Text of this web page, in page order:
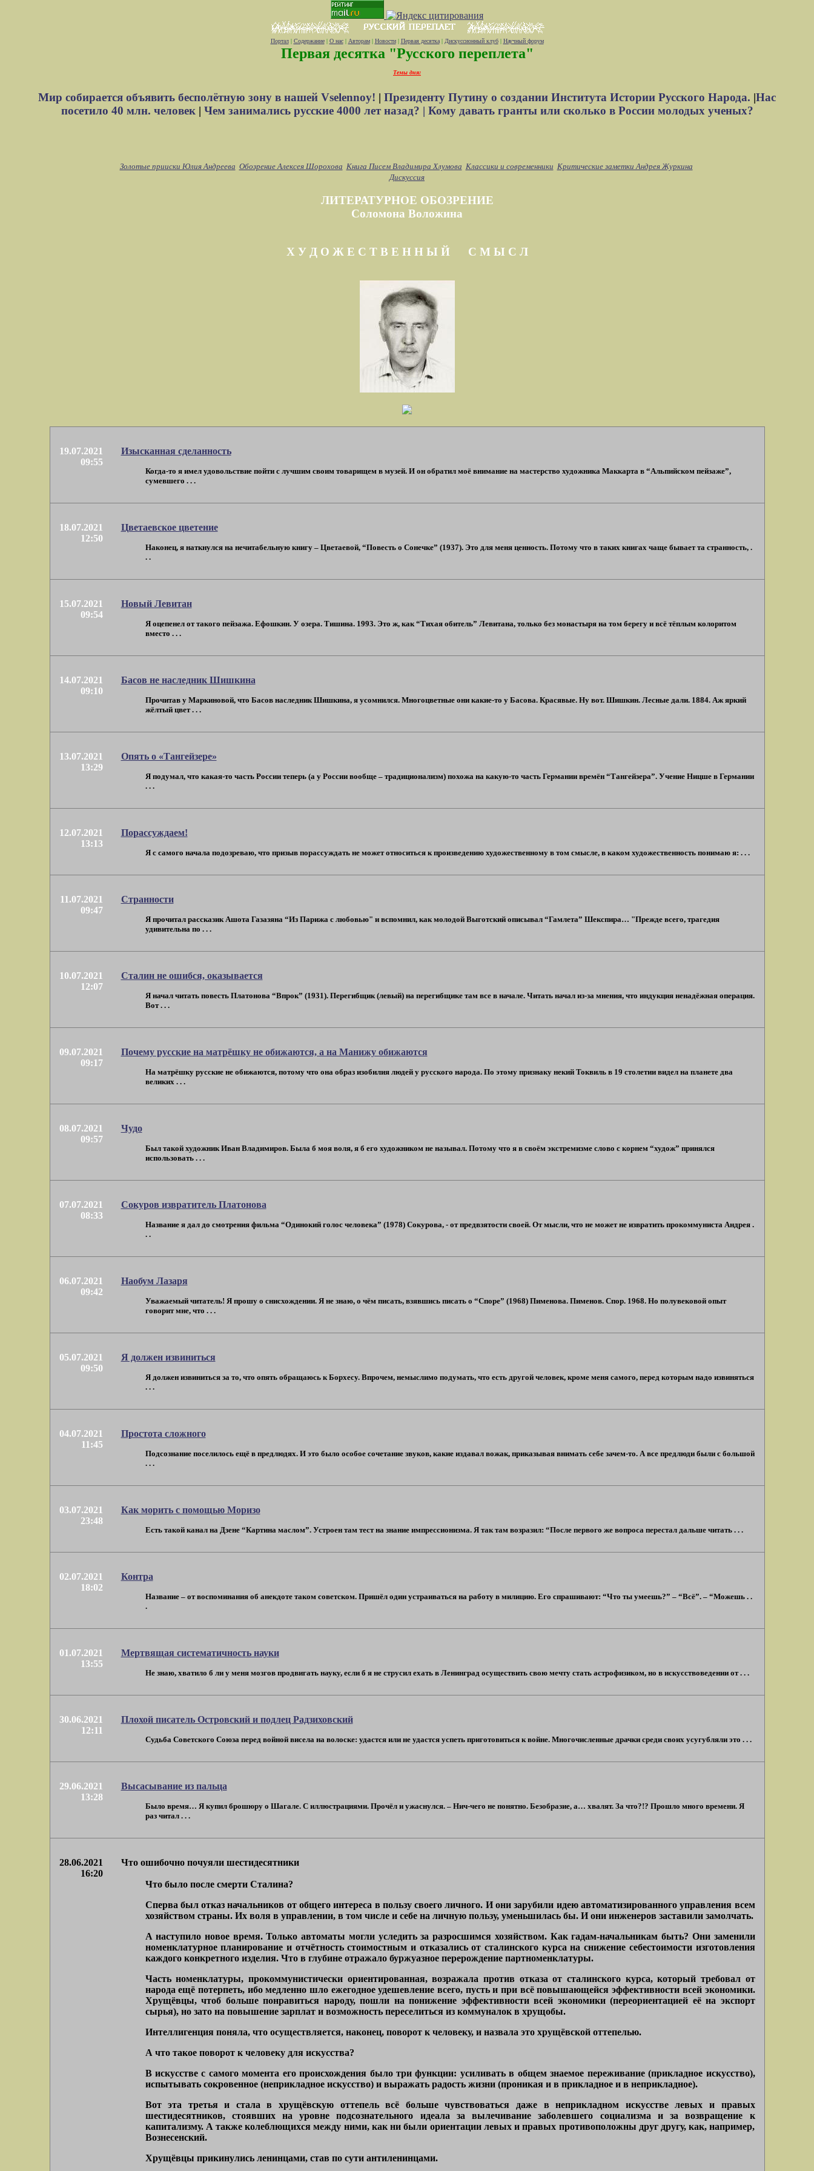
Портал| Содержание| О нас| Авторам| Новости| Первая десятка| Дискуссионный клуб| Научный форум
Первая десятка "Русского переплета"
Темы дня:
Мир собирается объявить бесполётную зону в нашей Vselennoy! | Президенту Путину о создании Института Истории Русского Народа. |Нас
посетило 40 млн. человек| Чем занимались русские 4000 лет назад? | Кому давать гранты или сколько в России молодых ученых?
Золотые прииски Юлия Андреева Обозрение Алексея Шорохова Книга Писем Владимира Хлумова Классики и современники Критические заметки Андрея Журкина
Дискуссия
ЛИТЕРАТУРНОЕ ОБОЗРЕНИЕ
Соломона Воложина
Х У Д О Ж Е С Т В Е Н Н Ы Й С М Ы С Л
19.07.2021
09:55
Изысканная сделанность
Когда-то я имел удовольствие пойти с лучшим своим товарищем в музей. И он обратил моё внимание на мастерство художника Маккарта в “Альпийском пейзаже”,
сумевшего . . .
18.07.2021
12:50
Цветаевское цветение
Наконец, я наткнулся на нечитабельную книгу – Цветаевой, “Повесть о Сонечке” (1937). Это для меня ценность. Потому что в таких книгах чаще бывает та странность, .
. .
15.07.2021
09:54
Новый Левитан
Я оцепенел от такого пейзажа. Ефошкин. У озера. Тишина. 1993. Это ж, как “Тихая обитель” Левитана, только без монастыря на том берегу и всё тёплым колоритом
вместо . . .
14.07.2021
09:10
Басов не наследник Шишкина
Прочитав у Маркиновой, что Басов наследник Шишкина, я усомнился. Многоцветные они какие-то у Басова. Красявые. Ну вот. Шишкин. Лесные дали. 1884. Аж яркий
жёлтый цвет . . .
13.07.2021
13:29
Опять о «Тангейзере»
Я подумал, что какая-то часть России теперь (а у России вообще – традиционализм) похожа на какую-то часть Германии времён “Тангейзера”. Учение Ницше в Германии
. . .
12.07.2021
13:13
Порассуждаем!
Я с самого начала подозреваю, что призыв порассуждать не может относиться к произведению художественному в том смысле, в каком художественность понимаю я: . . .
11.07.2021
09:47
Странности
Я прочитал рассказик Ашота Газазяна “Из Парижа с любовью" и вспомнил, как молодой Выготский описывал “Гамлета” Шекспира… "Прежде всего, трагедия
удивительна по . . .
10.07.2021
12:07
Сталин не ошибся, оказывается
Я начал читать повесть Платонова “Впрок” (1931). Перегибщик (левый) на перегибщике там все в начале. Читать начал из-за мнения, что индукция ненадёжная операция.
Вот . . .
09.07.2021
09:17
Почему русские на матрёшку не обижаются, а на Манижу обижаются
На матрёшку русские не обижаются, потому что она образ изобилия людей у русского народа. По этому признаку некий Токвиль в 19 столетии видел на планете два
великих . . .
08.07.2021
09:57
Чудо
Был такой художник Иван Владимиров. Была б моя воля, я б его художником не называл. Потому что я в своём экстремизме слово с корнем “худож” принялся
использовать . . .
07.07.2021
08:33
Сокуров извратитель Платонова
Название я дал до смотрения фильма “Одинокий голос человека” (1978) Сокурова, - от предвзятости своей. От мысли, что не может не извратить прокоммуниста Андрея .
. .
06.07.2021
09:42
Наобум Лазаря
Уважаемый читатель! Я прошу о снисхождении. Я не знаю, о чём писать, взявшись писать о “Споре” (1968) Пименова. Пименов. Спор. 1968. Но полувековой опыт
говорит мне, что . . .
05.07.2021
09:50
Я должен извиниться
Я должен извиниться за то, что опять обращаюсь к Борхесу. Впрочем, немыслимо подумать, что есть другой человек, кроме меня самого, перед которым надо извиняться
. . .
04.07.2021
11:45
Простота сложного
Подсознание поселилось ещё в предлюдях. И это было особое сочетание звуков, какие издавал вожак, приказывая внимать себе зачем-то. А все предлюди были с большой
. . .
03.07.2021
23:48
Как морить с помощью Моризо
Есть такой канал на Дзене “Картина маслом”. Устроен там тест на знание импрессионизма. Я так там возразил: “После первого же вопроса перестал дальше читать . . .
02.07.2021
18:02
Контра
Название – от воспоминания об анекдоте таком советском. Пришёл один устраиваться на работу в милицию. Его спрашивают: “Что ты умеешь?” – “Всё”. – “Можешь . .
.
01.07.2021
13:55
Мертвящая систематичность науки
Не знаю, хватило б ли у меня мозгов продвигать науку, если б я не струсил ехать в Ленинград осуществить свою мечту стать астрофизиком, но в искусствоведении от . . .
30.06.2021
12:11
Плохой писатель Островский и подлец Радзиховский
Судьба Советского Союза перед войной висела на волоске: удастся или не удастся успеть приготовиться к войне. Многочисленные драчки среди своих усугубляли это . . .
29.06.2021
13:28
Высасывание из пальца
Было время… Я купил брошюру о Шагале. С иллюстрациями. Прочёл и ужаснулся. – Нич-чего не понятно. Безобразие, а… хвалят. За что?!? Прошло много времени. Я
раз читал . . .
28.06.2021
16:20
Что ошибочно почуяли шестидесятники
Что было после смерти Сталина?
Сперва был отказ начальников от общего интереса в пользу своего личного. И они зарубили идею автоматизированного управления всем
хозяйством страны. Их воля в управлении, в том числе и себе на личную пользу, уменьшилась бы. И они инженеров заставили замолчать.
А наступило новое время. Только автоматы могли уследить за разросшимся хозяйством. Как гадам-начальникам быть? Они заменили
номенклатурное планирование и отчётность стоимостным и отказались от сталинского курса на снижение себестоимости изготовления
каждого конкретного изделия. Что в глубине отражало буржуазное перерождение партноменклатуры.
Часть номенклатуры, прокоммунистически ориентированная, возражала против отказа от сталинского курса, который требовал от
народа ещё потерпеть, ибо медленно шло ежегодное удешевление всего, пусть и при всё повышающейся эффективности всей экономики.
Хрущёвцы, чтоб больше понравиться народу, пошли на понижение эффективности всей экономики (переориентацией её на экспорт
сырья), но зато на повышение зарплат и возможность переселиться из коммуналок в хрущобы.
Интеллигенция поняла, что осуществляется, наконец, поворот к человеку, и назвала это хрущёвской оттепелью.
А что такое поворот к человеку для искусства?
В искусстве с самого момента его происхождения было три функции: усиливать в общем знаемое переживание (прикладное искусство),
испытывать сокровенное (неприкладное искусство) и выражать радость жизни (проникая и в прикладное и в неприкладное).
Вот эта третья и стала в хрущёвскую оттепель всё больше чувствоваться даже в неприкладном искусстве левых и правых
шестидесятников, стоявших на уровне подсознательного идеала за вылечивание заболевшего социализма и за возвращение к
капитализму. А также колеблющихся между ними, как ни были ориентации левых и правых противоположны друг другу, как, например,
Вознесенский.
Хрущёвцы прикинулись ленинцами, став по сути антиленинцами.